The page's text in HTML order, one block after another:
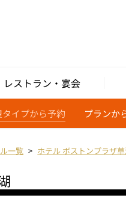
レストラン・宴会
タイプから予約 プランか
一覧 ホテル ボストンプラザ